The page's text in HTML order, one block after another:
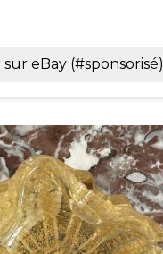
sur eBay (#sponsorisé)